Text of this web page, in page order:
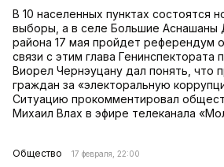
В 10 населенных пунктах состоятся
выборы, а в селе Большие Аснашаны
района 17 мая пройдет референдум
связи с этим глава Генинспектората
Виорел Чернэуцану дал понять, что
граждан за «электоральную
Ситуацию прокомментировал
Михаил Влах в эфире телеканала
Общество 17 февраля, 22:00